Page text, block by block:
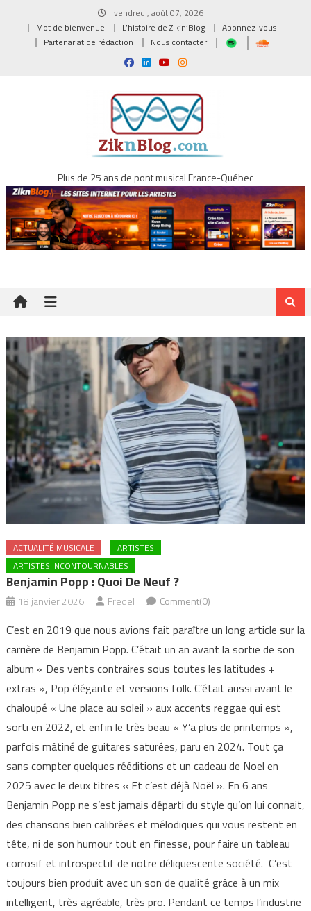
vendredi, août 07, 2026
Mot de bienvenue
L’histoire de Zik’n’Blog
Abonnez-vous
Partenariat de rédaction
Nous contacter
Plus de 25 ans de pont musical France-Québec
ACTUALITÉ MUSICALE
ARTISTES
ARTISTES INCONTOURNABLES
Benjamin Popp : Quoi De Neuf ?
18 janvier 2026 Fredel Comment(0)
C’est en 2019 que nous avions fait paraître un long article sur la
carrière de Benjamin Popp. C’était un an avant la sortie de son
album « Des vents contraires sous toutes les latitudes +
extras », Pop élégante et versions folk. C’était aussi avant le
chaloupé « Une place au soleil » aux accents reggae qui est
sorti en 2022, et enfin le très beau « Y’a plus de printemps »,
parfois mâtiné de guitares saturées, paru en 2024. Tout ça
sans compter quelques rééditions et un cadeau de Noel en
2025 avec le deux titres « Et c’est déjà Noël ». En 6 ans
Benjamin Popp ne s’est jamais départi du style qu’on lui connait,
des chansons bien calibrées et mélodiques qui vous restent en
tête, ni de son humour tout en finesse, pour faire un tableau
corrosif et introspectif de notre déliquescente société. C’est
toujours bien produit avec un son de qualité grâce à un mix
intelligent, très agréable, très pro. Pendant ce temps l’industrie